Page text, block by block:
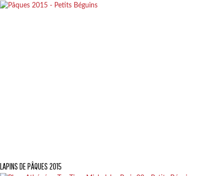
LAPINS DE PÂQUES 2015